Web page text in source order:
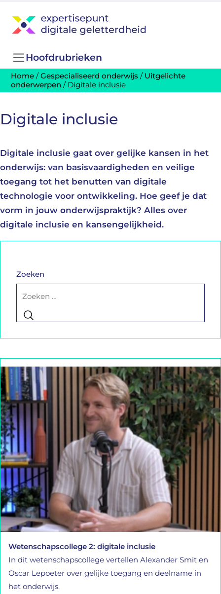
Hoofdrubrieken
Home /Gespecialiseerd onderwijs / Uitgelichte
onderwerpen / Digitale inclusie
Digitale inclusie
Digitale inclusie gaat over gelijke kansen in het
onderwijs: van basisvaardigheden en veilige
toegang tot het benutten van digitale
technologie voor ontwikkeling. Hoe geef je dat
vorm in jouw onderwijspraktijk? Alles over
digitale inclusie en kansengelijkheid.
Zoeken
Wetenschapscollege 2: digitale inclusie
In dit wetenschapscollege vertellen Alexander Smit en
Oscar Lepoeter over gelijke toegang en deelname in
het onderwijs.